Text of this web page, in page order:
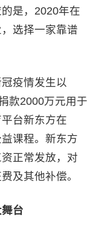
是，2020年在
选择一家靠谱
疫情发生以
款2000万元用于
台新东方在
课程。新东方
正常发放，对
及其他补偿。
台